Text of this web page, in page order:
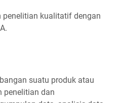
penelitian kualitatif dengan
suatu produk atau
penelitian dan